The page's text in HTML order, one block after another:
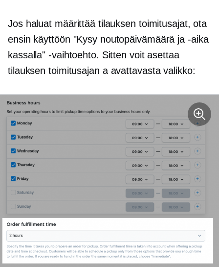
Jos haluat määrittää tilauksen toimitusajat, ota
ensin käyttöön "Kysy noutopäivämäärä ja -aika
kassalla" -vaihtoehto. Sitten voit asettaa
tilauksen toimitusajan a avattavastavalikko: